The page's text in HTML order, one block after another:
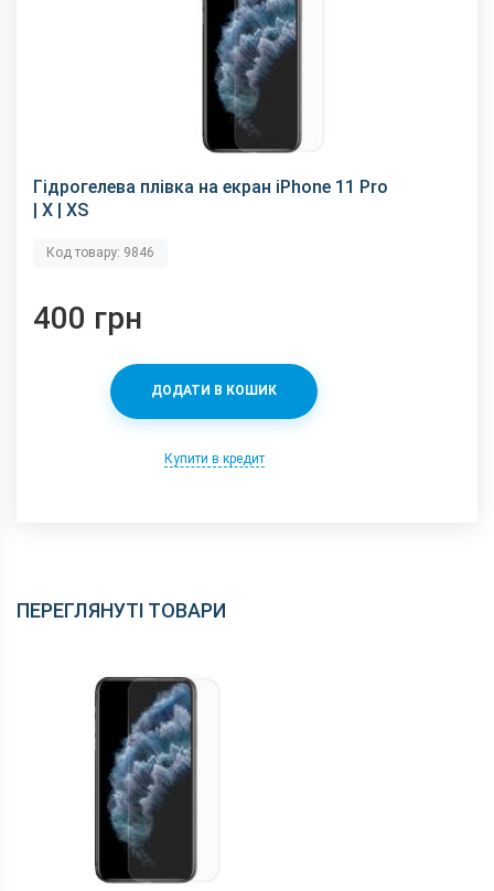
Гідрогелева плівка на екран iPhone 11 Pro
| X | XS
Код товару: 9846
400 грн
ДОДАТИ В КОШИК
Купити в кредит
ПЕРЕГЛЯНУТІ ТОВАРИ